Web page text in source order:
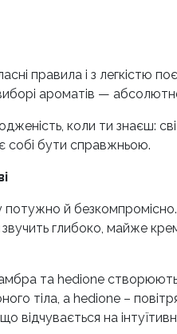
правила і з легкістю
ароматів —
коли ти знаєш:
собі бути справжньою.
й
глибоко, майже
та hedione
тіла, а hedione –
на